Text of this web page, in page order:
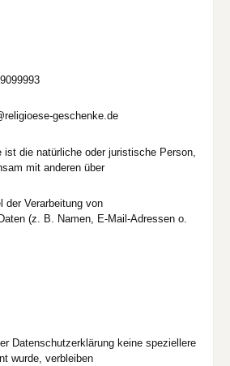
geschenke.de
ist die natürliche oder juristische Person,
mit anderen über
der Verarbeitung von
(z. B. Namen, E-Mail-Adressen o.
Datenschutzerklärung keine speziellere
wurde, verbleiben